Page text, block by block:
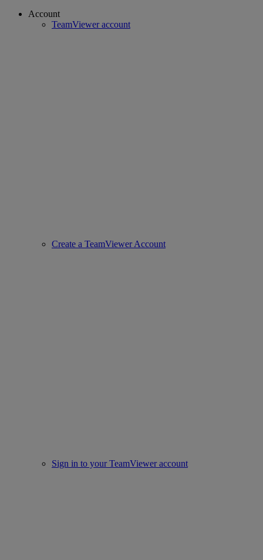
Account
TeamViewer account
Create a TeamViewer Account
Sign in to your TeamViewer account